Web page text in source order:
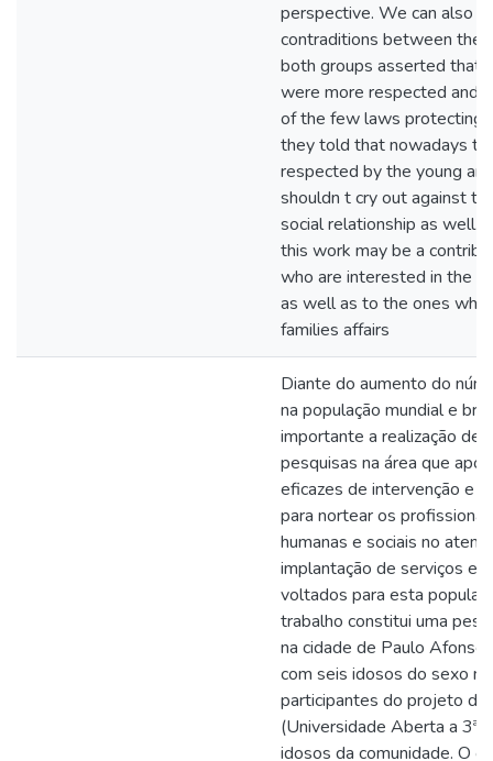
perspective. We can also
contraditions between the
both groups asserted that
were more respected and
of the few laws protecting
they told that nowadays
respected by the young
shouldn t cry out against
social relationship as well.
this work may be a
who are interested in the
as well as to the ones
families affairs
Diante do aumento do
na população mundial e
importante a realização de
pesquisas na área que
eficazes de intervenção e
para nortear os
humanas e sociais no
implantação de serviços e
voltados para esta
trabalho constitui uma
na cidade de Paulo
com seis idosos do sexo
participantes do projeto da
(Universidade Aberta a 3ª
idosos da comunidade. O